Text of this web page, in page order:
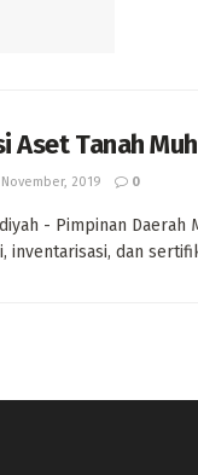
Aset Tanah
2019 0
- Pimpinan
inventarisasi, dan